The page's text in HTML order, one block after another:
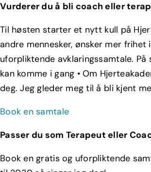
Vurderer du å bli coach eller
Til høsten starter et nytt kull på
andre mennesker, ønsker mer
uforpliktende avklaringssamtale.
kan komme i gang • Om
deg. Jeg gleder meg til å bli kjent
Book en samtale
Passer du som Terapeut eller
Book en gratis og uforpliktende